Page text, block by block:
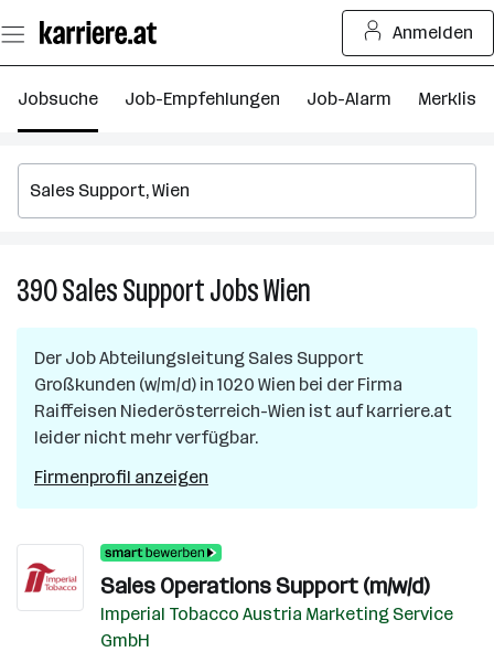
Seiteninhalt
springen
Anmelden
Jobsuche Job-Empfehlungen Job-Alarm Merkliste
390Sales SupportJobsWien
Jobs
in
Wien
Der JobAbteilungsleitung Sales Support
Großkunden (w/m/d) in 1020 Wien bei der Firma
Raiffeisen Niederösterreich-Wien ist auf karriere.at
leider nicht mehr verfügbar.
Firmenprofil anzeigen
Sales Operations Support (m/w/d)
Imperial Tobacco Austria Marketing Service
GmbH